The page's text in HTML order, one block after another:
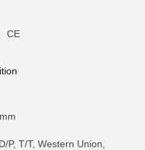
CE
P, T/T, Western Union,